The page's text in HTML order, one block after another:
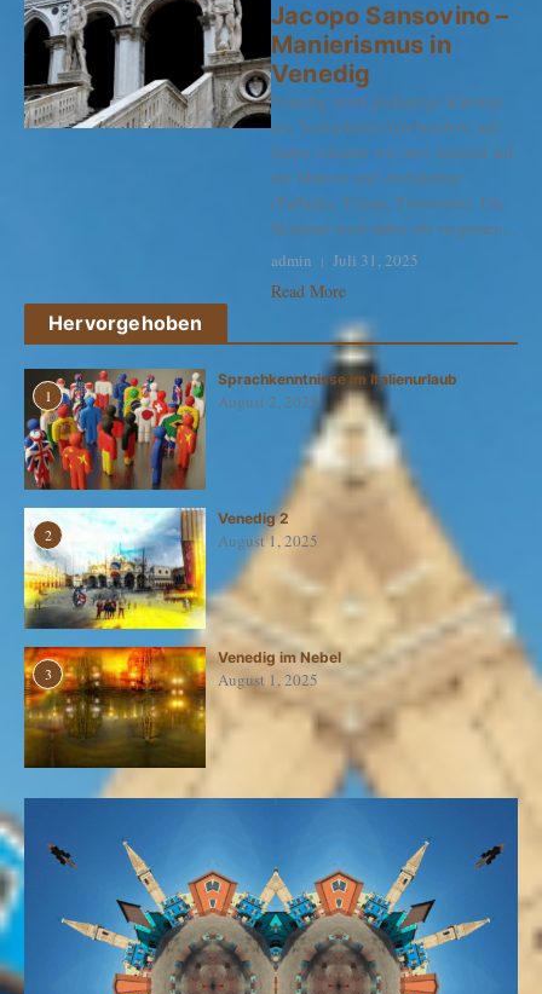
Jacopo Sansovino –
Manierismus in
Venedig
Venedig weist großartige Künstler
des Sechzehnten Jahrhunderts auf.
Dabei schauen wir aber zumeist auf
die Malerei und Architektur
(Palladio, Tizian, Tintoretto). Die
Skulptur wird dabei oft vergessen...
admin Juli 31, 2025
Read More
Hervorgehoben
1
Sprachkenntnisse im Italienurlaub
August 2, 2025
2
Venedig 2
August 1, 2025
3
Venedig im Nebel
August 1, 2025